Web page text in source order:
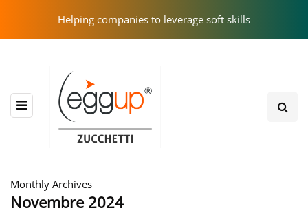
Helping companies to leverage soft skills
Monthly Archives
Novembre 2024